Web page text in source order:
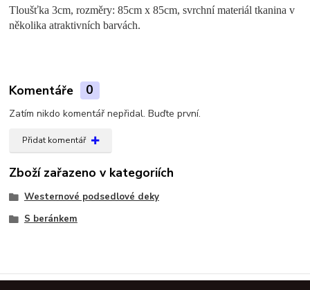
Tloušťka 3cm, rozměry: 85cm x 85cm, svrchní materiál tkanina v
několika atraktivních barvách.
Komentáře 0
Zatím nikdo komentář nepřidal. Buďte první.
Přidat komentář
Zboží zařazeno v kategoriích
Westernové podsedlové deky
S beránkem